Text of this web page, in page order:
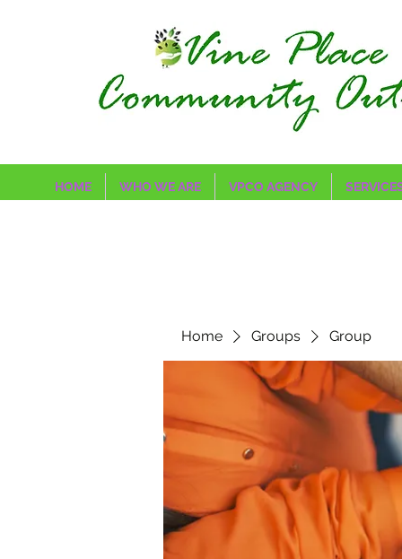
HOME WHO WE ARE VPCO AGENCY
Home Groups Group